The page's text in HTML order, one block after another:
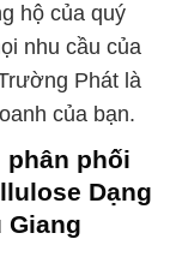
hộ của quý
nhu cầu của
Phát là
của bạn.
phối
Dạng
Giang